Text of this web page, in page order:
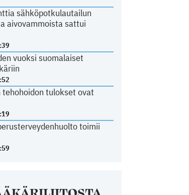
sähköpotkulautailun
aivovammoista sattui
vuoksi suomalaiset
tehohoidon tulokset ovat
toimii